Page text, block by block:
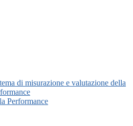
di misurazione e valutazione della
Performance